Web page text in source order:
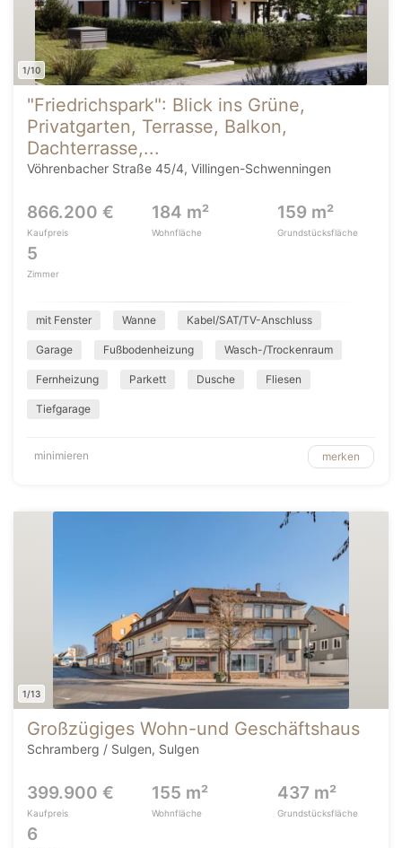
1/10
"Friedrichspark": Blick ins Grüne,
Privatgarten, Terrasse, Balkon,
Dachterrasse,...
Vöhrenbacher Straße 45/4, Villingen-Schwenningen
866.200 €
Kaufpreis
184 m²
Wohnfläche
159 m²
Grundstücksfläche
5
Zimmer
mit Fenster Wanne Kabel/SAT/TV-Anschluss
Garage Fußbodenheizung Wasch-/Trockenraum
Fernheizung Parkett Dusche Fliesen
Tiefgarage
minimieren merken
1/13
Großzügiges Wohn-und Geschäftshaus
Schramberg / Sulgen, Sulgen
399.900 €
Kaufpreis
155 m²
Wohnfläche
437 m²
Grundstücksfläche
6